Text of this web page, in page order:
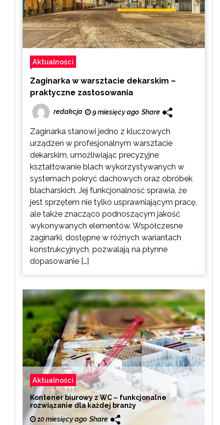
Aktualności
Zaginarka w warsztacie dekarskim –
praktyczne zastosowania
redakcja 9 miesięcy ago Share
Zaginarka stanowi jedno z kluczowych
urządzeń w profesjonalnym warsztacie
dekarskim, umożliwiając precyzyjne
kształtowanie blach wykorzystywanych w
systemach pokryć dachowych oraz obróbek
blacharskich. Jej funkcjonalność sprawia, że
jest sprzętem nie tylko usprawniającym pracę,
ale także znacząco podnoszącym jakość
wykonywanych elementów. Współczesne
zaginarki, dostępne w różnych wariantach
konstrukcyjnych, pozwalają na płynne
dopasowanie […]
Aktualności
Kontener biurowy z WC – funkcjonalne
rozwiązanie dla każdej branży
10 miesięcy ago Share